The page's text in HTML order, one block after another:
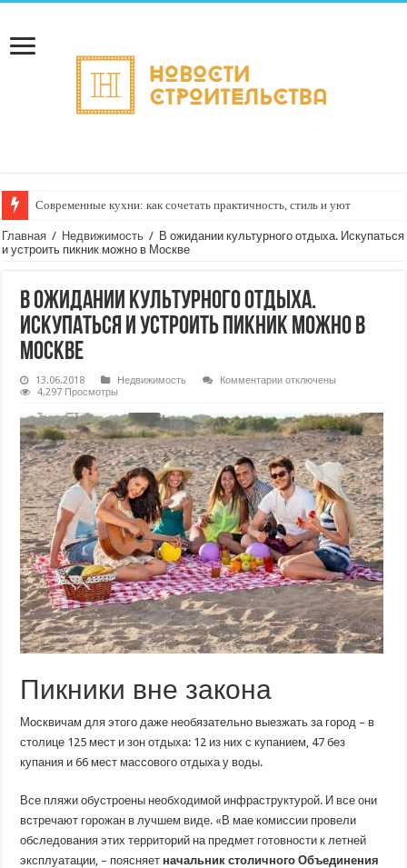
Современные кухни: как сочетать практичность, стиль и уют
Главная / Недвижимость / В ожидании культурного отдыха. Искупаться
и устроить пикник можно в Москве
В ожидании культурного отдыха.
Искупаться и устроить пикник можно в
Москве
13.06.2018 Недвижимость Комментариик
ожидании
культурного
отдыха.
Искупаться
и
устроить
пикник
можно
в
Москве
отключены
4,297 Просмотры
Пикники вне закона
Москвичам для этого даже необязательно выезжать за город – в
столице 125 мест и зон отдыха: 12 из них с купанием, 47 без
купания и 66 мест массового отдыха у воды.
Все пляжи обустроены необходимой инфраструктурой. И все они
встречают горожан в лучшем виде. «В мае комиссии провели
обследования этих территорий на предмет готовности к летней
эксплуатации, – поясняет начальник столичного Объединения